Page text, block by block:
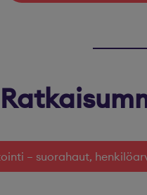
– suorahaut,